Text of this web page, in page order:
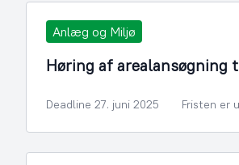
Anlæg og Miljø
Høring af
Deadline 27. juni 2025 Fristen er